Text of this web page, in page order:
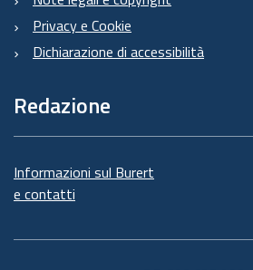
Privacy e Cookie
Dichiarazione di accessibilità
Redazione
Informazioni sul Burert
e contatti